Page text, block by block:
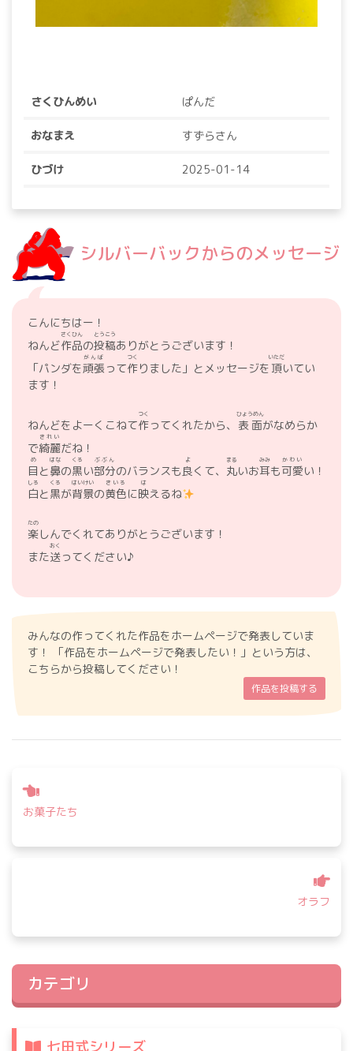
さくひんめい ぱんだ
おなまえ すずらさん
ひづけ 2025-01-14
シルバーバックからのメッセージ
こんにちはー！
ねんど作品
さくひん
の投稿
とうこう
ありがとうございます！
「パンダを頑張
がんば
って作
つく
りました」とメッセージを 頂
いただ
いてい
ます！
ねんどをよーくこねて作
つく
ってくれたから、 表面
ひょうめん
がなめらか
で綺麗
きれい
だね！
目
め
と鼻
はな
の黒
くろ
い部分
ぶぶん
のバランスも 良
よ
くて、 丸
まる
いお耳
みみ
も可愛
かわい
い！
白
しろ
と黒
くろ
が背景
はいけい
の黄色
きいろ
に映
は
えるね
楽
たの
しんでくれてありがとうございます！
また送
おく
ってください♪
みんなの作ってくれた作品をホームページで発表していま
す！ 「作品をホームページで発表したい！」という方は、
こちらから投稿してください！
作品を投稿する
稿
ナ
ビ
ン
お菓子たち
オラフ
カテゴリ
七田式シリーズ